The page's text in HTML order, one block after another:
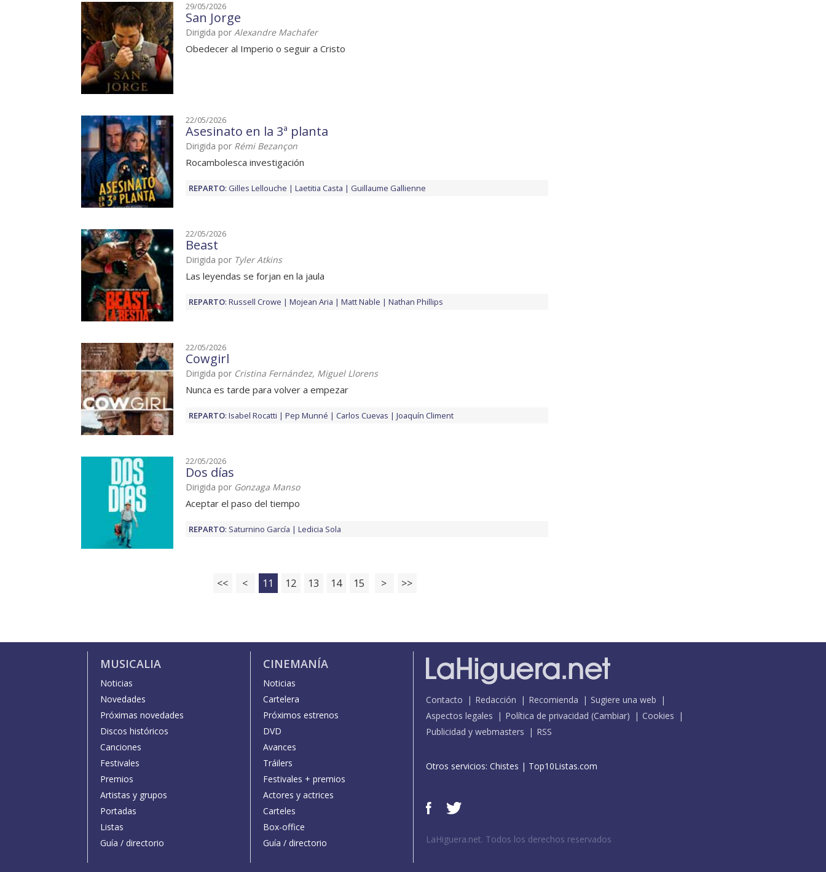
29/05/2026
San Jorge
Dirigida por Alexandre Machafer
Obedecer al Imperio o seguir a Cristo
22/05/2026
Asesinato en la 3ª planta
Dirigida por Rémi Bezançon
Rocambolesca investigación
REPARTO: Gilles Lellouche Laetitia Casta Guillaume Gallienne
22/05/2026
Beast
Dirigida por Tyler Atkins
Las leyendas se forjan en la jaula
REPARTO: Russell Crowe Mojean Aria Matt Nable Nathan Phillips
22/05/2026
Cowgirl
Dirigida por Cristina Fernández, Miguel Llorens
Nunca es tarde para volver a empezar
REPARTO: Isabel Rocatti Pep Munné Carlos Cuevas Joaquín Climent
22/05/2026
Dos días
Dirigida por Gonzaga Manso
Aceptar el paso del tiempo
REPARTO: Saturnino García Ledicia Sola
<< < 11 12 13 14 15 > >>
MUSICALIA
Noticias
Novedades
Próximas novedades
Discos históricos
Canciones
Festivales
Premios
Artistas y grupos
Portadas
Listas
Guía / directorio
CINEMANÍA
Noticias
Cartelera
Próximos estrenos
DVD
Avances
Tráilers
Festivales + premios
Actores y actrices
Carteles
Box-office
Guía / directorio
Contacto Redacción Recomienda
Sugiere una web
Aspectos legales
Política de privacidad (Cambiar)
Cookies
Publicidad y webmasters
RSS
Otros servicios: Chistes | Top10Listas.com
LaHiguera.net. Todos los derechos reservados